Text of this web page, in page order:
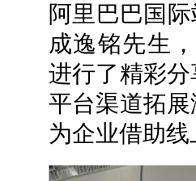
阿里巴巴国
成逸铭先生
进行了精彩
平台渠道拓
为企业借助